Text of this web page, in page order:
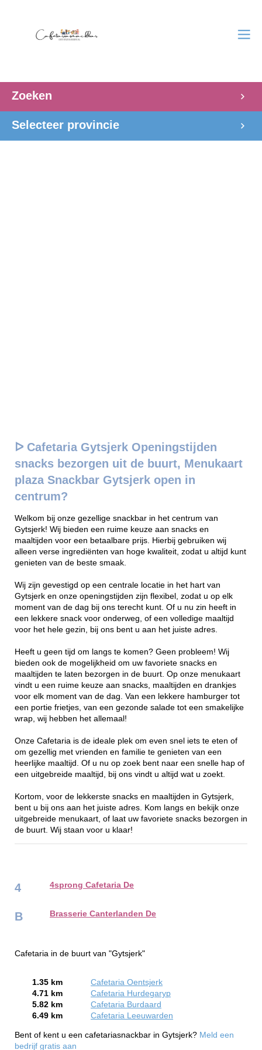
Zoeken
Selecteer provincie
ᐅ Cafetaria Gytsjerk Openingstijden
snacks bezorgen uit de buurt, Menukaart
plaza Snackbar Gytsjerk open in
centrum?
Welkom bij onze gezellige snackbar in het centrum van
Gytsjerk! Wij bieden een ruime keuze aan snacks en
maaltijden voor een betaalbare prijs. Hierbij gebruiken wij
alleen verse ingrediënten van hoge kwaliteit, zodat u altijd kunt
genieten van de beste smaak.
Wij zijn gevestigd op een centrale locatie in het hart van
Gytsjerk en onze openingstijden zijn flexibel, zodat u op elk
moment van de dag bij ons terecht kunt. Of u nu zin heeft in
een lekkere snack voor onderweg, of een volledige maaltijd
voor het hele gezin, bij ons bent u aan het juiste adres.
Heeft u geen tijd om langs te komen? Geen probleem! Wij
bieden ook de mogelijkheid om uw favoriete snacks en
maaltijden te laten bezorgen in de buurt. Op onze menukaart
vindt u een ruime keuze aan snacks, maaltijden en drankjes
voor elk moment van de dag. Van een lekkere hamburger tot
een portie frietjes, van een gezonde salade tot een smakelijke
wrap, wij hebben het allemaal!
Onze Cafetaria is de ideale plek om even snel iets te eten of
om gezellig met vrienden en familie te genieten van een
heerlijke maaltijd. Of u nu op zoek bent naar een snelle hap of
een uitgebreide maaltijd, bij ons vindt u altijd wat u zoekt.
Kortom, voor de lekkerste snacks en maaltijden in Gytsjerk,
bent u bij ons aan het juiste adres. Kom langs en bekijk onze
uitgebreide menukaart, of laat uw favoriete snacks bezorgen in
de buurt. Wij staan voor u klaar!
4 4sprong Cafetaria De
B Brasserie Canterlanden De
Cafetaria in de buurt van "Gytsjerk"
1.35 km
Cafetaria Oentsjerk
4.71 km
Cafetaria Hurdegaryp
5.82 km
Cafetaria Burdaard
6.49 km
Cafetaria Leeuwarden
Bent of kent u een cafetariasnackbar in Gytsjerk? Meld een
bedrijf gratis aan